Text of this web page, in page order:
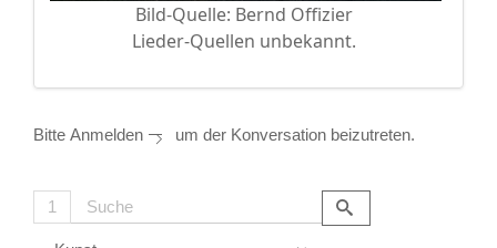
Bild-Quelle: Bernd Offizier
Lieder-Quellen unbekannt.
Bitte Anmelden um der Konversation beizutreten.
1